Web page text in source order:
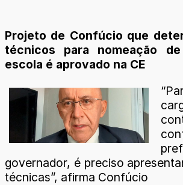
Projeto de Confúcio que
técnicos para nomeação
escola é aprovado na CE
governador, é preciso
técnicas”, afirma Confúcio